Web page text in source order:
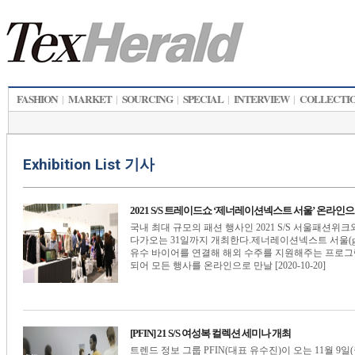
FASHION | MARKET | SOURCING | SPECIAL | INTERVIEW |
Exhibition List 기사
2021 S/S 트레이드쇼 ‘제너레이션넥스트 서울’ 온라인
국내 최대 규모의 패션 행사인 2021 S/S 서울패션위
다가오는 31일까지 개최한다.제너레이션넥스트 서울
유수 바이어를 연결해 해외 수주를 지원해주는 프로
되어 모든 행사를 온라인으로 만날 [2020-10-20]
[PFIN] 21 S/S 여성복 컬렉션 세미나 개최
트렌드 정보 그룹 PFIN(대표 유수진)이 오는 11월 9